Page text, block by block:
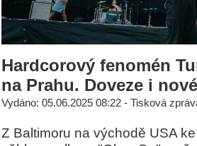
Hardcorový fenomén
na Prahu. Doveze i
Vydáno: 05.06.2025 08:22 - Tisková
Z Baltimoru na východě USA